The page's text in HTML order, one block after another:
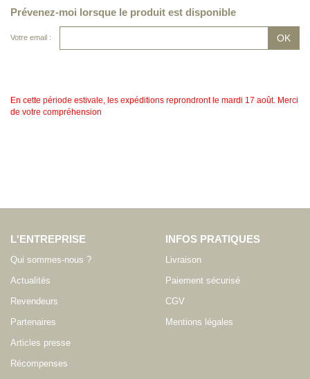
Prévenez-moi lorsque le produit est disponible
Votre email :
En cette période estivale, les expéditions reprondront le mardi 17 août. Merci
de votre compréhension
L'ENTREPRISE
Qui sommes-nous ?
Actualités
Revendeurs
Partenaires
Articles presse
Récompenses
INFOS PRATIQUES
Livraison
Paiement sécurisé
CGV
Mentions légales